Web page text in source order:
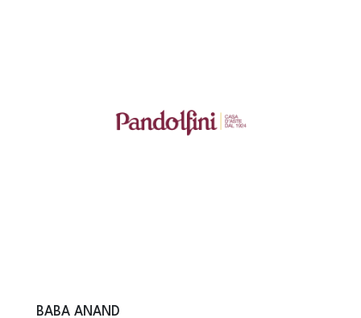
BABA ANAND